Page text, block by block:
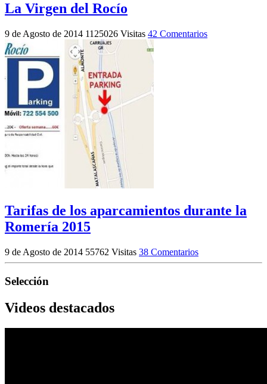
La Virgen del Rocío
9 de Agosto de 2014 1125026 Visitas 42 Comentarios
Tarifas de los aparcamientos durante la
Romería 2015
9 de Agosto de 2014 55762 Visitas 38 Comentarios
Selección
Videos destacados